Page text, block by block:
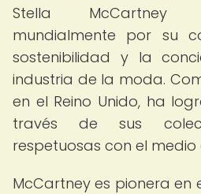
Stella McCartney
mundialmente por su
sostenibilidad y la
industria de la moda.
en el Reino Unido, ha
través de sus
respetuosas con el medio
McCartney es pionera en